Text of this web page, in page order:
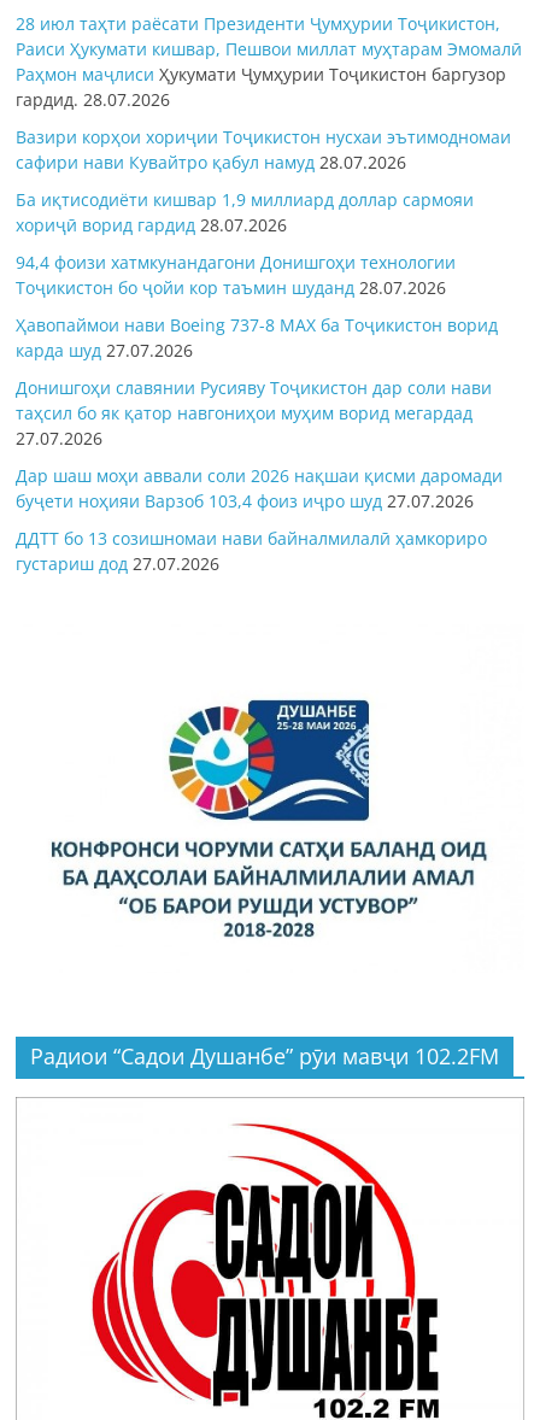
28 июл таҳти раёсати Президенти Ҷумҳурии Тоҷикистон,
Раиси Ҳукумати кишвар, Пешвои миллат муҳтарам Эмомалӣ
Раҳмон маҷлисиҲукумати Ҷумҳурии Тоҷикистон баргузор
гардид.28.07.2026
Вазири корҳои хориҷии Тоҷикистон нусхаи эътимодномаи
сафири нави Кувайтро қабул намуд 28.07.2026
Ба иқтисодиёти кишвар 1,9 миллиард доллар сармояи
хориҷӣ ворид гардид 28.07.2026
94,4 фоизи хатмкунандагони Донишгоҳи технологии
Тоҷикистон бо ҷойи кор таъмин шуданд 28.07.2026
Ҳавопаймои нави Boeing 737-8 MAX ба Тоҷикистон ворид
карда шуд 27.07.2026
Донишгоҳи славянии Русияву Тоҷикистон дар соли нави
таҳсил бо як қатор навгониҳои муҳим ворид мегардад
27.07.2026
Дар шаш моҳи аввали соли 2026 нақшаи қисми даромади
буҷети ноҳияи Варзоб 103,4 фоиз иҷро шуд 27.07.2026
ДДТТ бо 13 созишномаи нави байналмилалӣ ҳамкориро
густариш дод 27.07.2026
Радиои “Садои Душанбе” рӯи мавҷи 102.2FM